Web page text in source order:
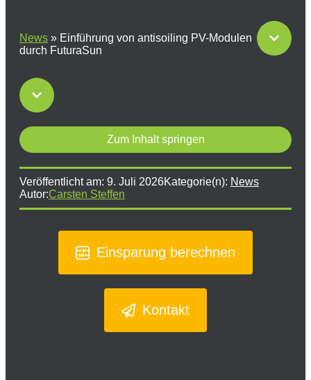
News » Einführung von antisoiling PV-Modulen
durch FuturaSun
Zum Inhalt springen
Veröffentlicht am: 9. Juli 2026Kategorie(n): News
Autor:Carsten Steffen
Einsparung berechnen
Kontakt